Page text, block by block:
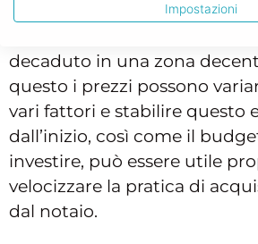
come un investimento
decaduto in una zona
questo i prezzi possono
vari fattori e stabilire questo
dall’inizio, così come il
investire, può essere utile
velocizzare la pratica di
dal notaio.
Impostazioni